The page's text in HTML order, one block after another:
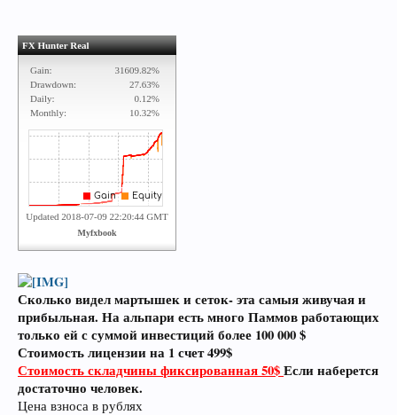
Сколько видел мартышек и сеток- эта самыя живучая и
прибыльная. На альпари есть много Паммов работающих
только ей с суммой инвестиций более 100 000 $
Стоимость лицензии на 1 счет 499$
Стоимость складчины фиксированная 50$Если наберется
достаточно человек.
Цена взноса в рублях